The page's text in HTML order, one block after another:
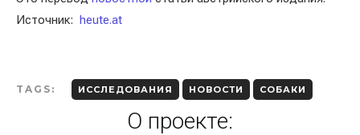
Источник: heute.at
TAGS: ИССЛЕДОВАНИЯ НОВОСТИ СОБАКИ
О проекте: